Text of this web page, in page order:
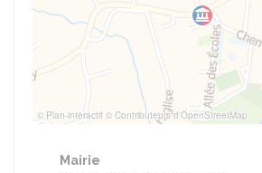
© Plan-interactif © Contributeurs d'OpenStreetMap
Mairie